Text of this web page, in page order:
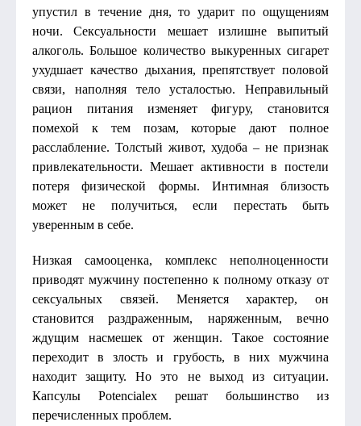
упустил в течение дня, то ударит по ощущениям
ночи. Сексуальности мешает излишне выпитый
алкоголь. Большое количество выкуренных сигарет
ухудшает качество дыхания, препятствует половой
связи, наполняя тело усталостью. Неправильный
рацион питания изменяет фигуру, становится
помехой к тем позам, которые дают полное
расслабление. Толстый живот, худоба – не признак
привлекательности. Мешает активности в постели
потеря физической формы. Интимная близость
может не получиться, если перестать быть
уверенным в себе.
Низкая самооценка, комплекс неполноценности
приводят мужчину постепенно к полному отказу от
сексуальных связей. Меняется характер, он
становится раздраженным, наряженным, вечно
ждущим насмешек от женщин. Такое состояние
переходит в злость и грубость, в них мужчина
находит защиту. Но это не выход из ситуации.
Капсулы Potencialex решат большинство из
перечисленных проблем.